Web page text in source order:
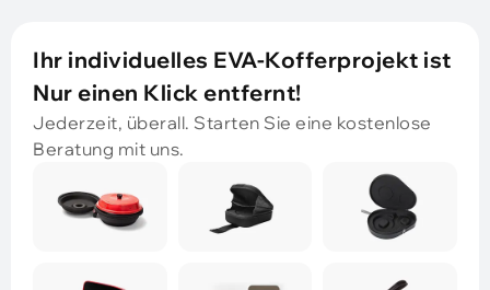
Ihr individuelles EVA-Kofferprojekt ist
Nur einen Klick entfernt!
Jederzeit, überall. Starten Sie eine kostenlose
Beratung mit uns.